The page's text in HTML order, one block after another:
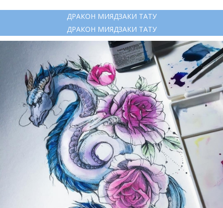
ДРАКОН МИЯДЗАКИ ТАТУ
ДРАКОН МИЯДЗАКИ ТАТУ